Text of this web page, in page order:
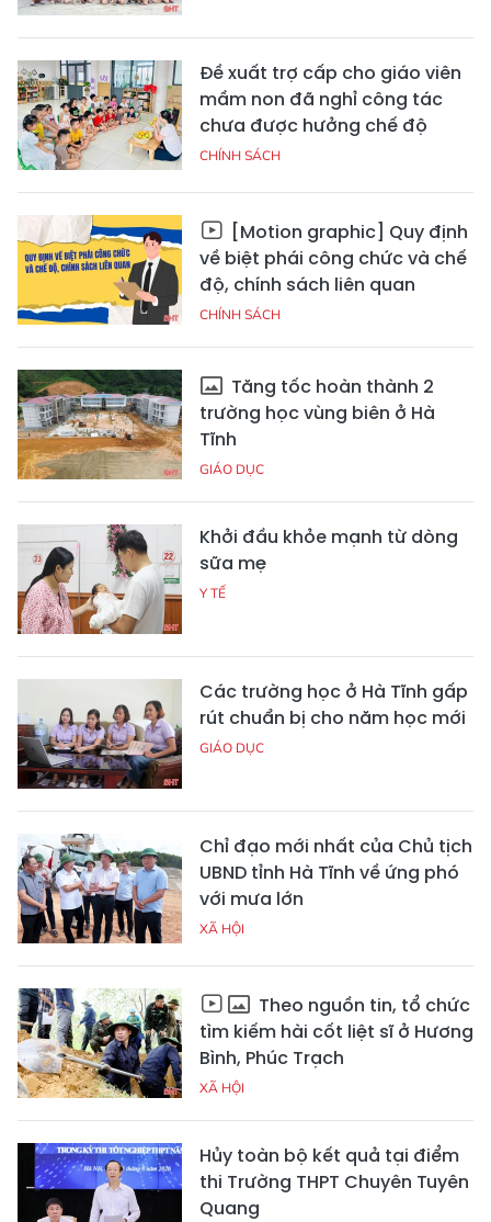
Đề xuất trợ cấp cho giáo viên
mầm non đã nghỉ công tác
chưa được hưởng chế độ
CHÍNH SÁCH
[Motion graphic] Quy định
về biệt phái công chức và chế
độ, chính sách liên quan
CHÍNH SÁCH
Tăng tốc hoàn thành 2
trường học vùng biên ở Hà
Tĩnh
GIÁO DỤC
Khởi đầu khỏe mạnh từ dòng
sữa mẹ
Y TẾ
Các trường học ở Hà Tĩnh gấp
rút chuẩn bị cho năm học mới
GIÁO DỤC
Chỉ đạo mới nhất của Chủ tịch
UBND tỉnh Hà Tĩnh về ứng phó
với mưa lớn
XÃ HỘI
Theo nguồn tin, tổ chức
tìm kiếm hài cốt liệt sĩ ở Hương
Bình, Phúc Trạch
XÃ HỘI
Hủy toàn bộ kết quả tại điểm
thi Trường THPT Chuyên Tuyên
Quang